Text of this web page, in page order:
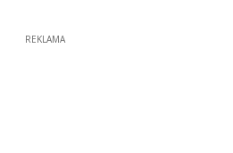
REKLAMA